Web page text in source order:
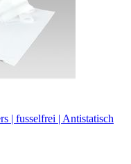
| fusselfrei | Antistatisch